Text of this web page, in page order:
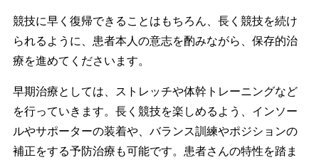
競技に早く復帰できることはもちろん、長く競技を続け
られるように、患者本人の意志を酌みながら、保存的治
療を進めてくださいます。
早期治療としては、ストレッチや体幹トレーニングなど
を行っていきます。長く競技を楽しめるよう、インソー
ルやサポーターの装着や、バランス訓練やポジションの
補正をする予防治療も可能です。患者さんの特性を踏ま